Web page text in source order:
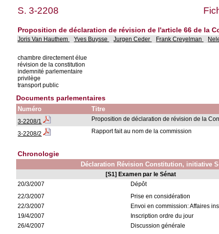
S. 3-2208
Proposition de déclaration de révision de l'article 66 de la
Joris Van Hauthem Yves Buysse Jurgen Ceder Frank Creyelman
chambre directement élue
révision de la constitution
indemnité parlementaire
privilège
transport public
Documents parlementaires
Numéro Titre
3-2208/1 Proposition de déclaration de révision de la
3-2208/2 Rapport fait au nom de la commission
Chronologie
Déclaration Révision Constitution, initiative
[S1] Examen par le Sénat
20/3/2007
Dépôt
22/3/2007
Prise en considération
22/3/2007
Envoi en commission: Affaires
19/4/2007
Inscription ordre du jour
26/4/2007
Discussion générale